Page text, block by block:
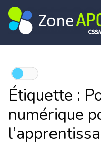
Étiquette :
numérique